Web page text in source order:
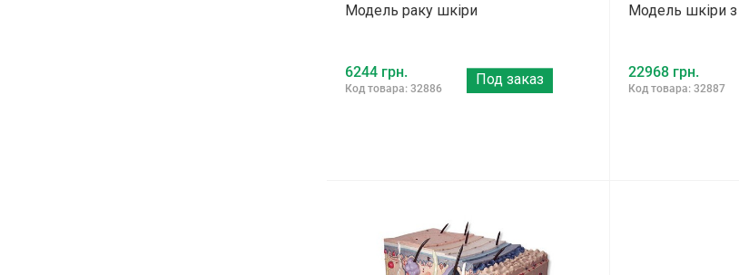
Модель раку шкіри
6244 грн.
Код товара: 32886
Под заказ
Модель шкіри з
22968 грн.
Код товара: 32887